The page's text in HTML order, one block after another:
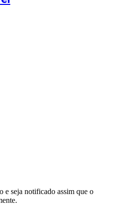
e seja notificado assim que o